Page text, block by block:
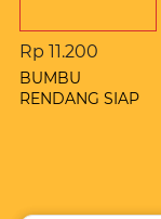
Rp 11.200
BUMBU
RENDANG SIAP